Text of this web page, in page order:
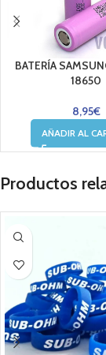
BATERÍA
18650
8,95€
AÑADIR AL
Productos